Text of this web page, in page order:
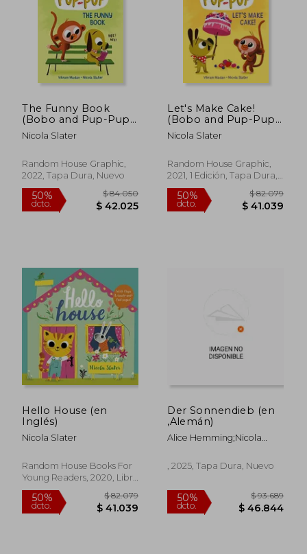
50%
dcto.
$ 82.079
$ 41.039
The Funny Book
(Bobo and Pup-Pup)
(en Inglés)
Nicola Slater
Random House Graphic,
2022, Tapa Dura, Nuevo
Let's Make Cake!
(Bobo and Pup-Pup):
(A Graphic Novel) (en
Inglés)
Nicola Slater
Random House Graphic,
2021, 1 Edición, Tapa Dura,
Nuevo
Hello House (en
Inglés)
Nicola Slater
Random House Books For
Young Readers, 2020, Libro
De Cartón, Nuevo
Der Sonnendieb (en
,Alemán)
Alice Hemming;Nicola
, 2025, Tapa Dura, Nuevo